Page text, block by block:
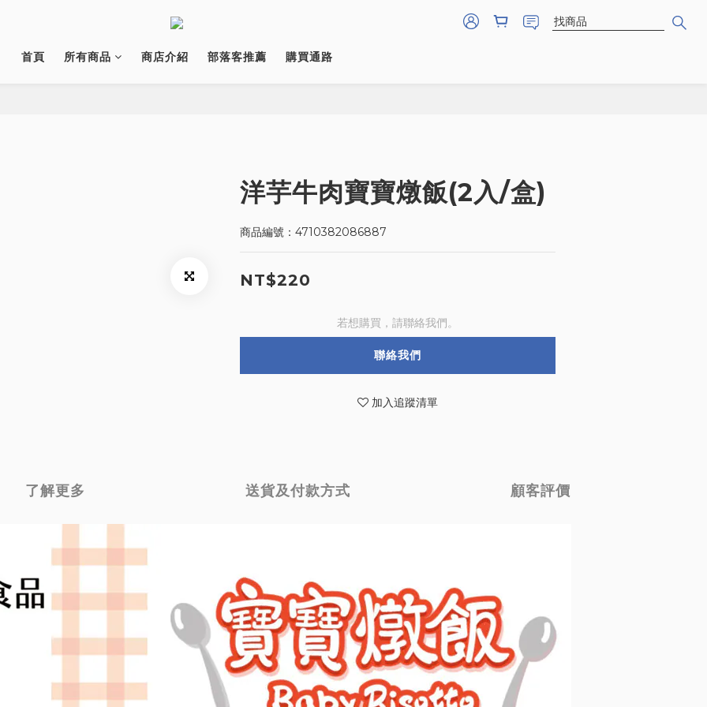
首頁 所有商品 商店介紹 部落客推薦 購買通路
洋芋牛肉寶寶燉飯(2入/盒)
商品編號：4710382086887
NT$220
若想購買，請聯絡我們。
聯絡我們
加入追蹤清單
了解更多 送貨及付款方式 顧客評價